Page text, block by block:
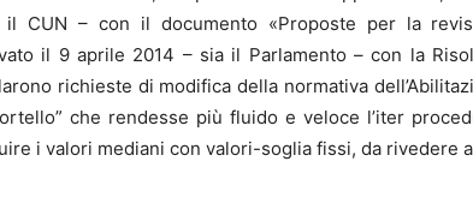
CUN – con il documento «Proposte per la
il 9 aprile 2014 – sia il Parlamento – con la
richieste di modifica della normativa
che rendesse più fluido e veloce l’iter
i valori mediani con valori-soglia fissi, da rivedere